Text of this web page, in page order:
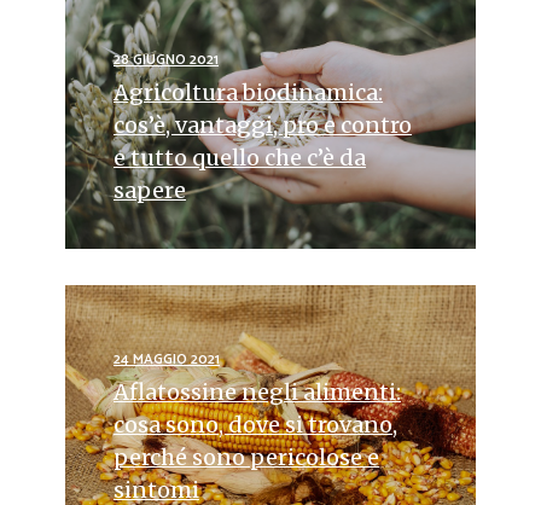
28 GIUGNO 2021
Agricoltura biodinamica:
cos’è, vantaggi, pro e contro
e tutto quello che c’è da
sapere
24 MAGGIO 2021
Aflatossine negli alimenti:
cosa sono, dove si trovano,
perché sono pericolose e
sintomi